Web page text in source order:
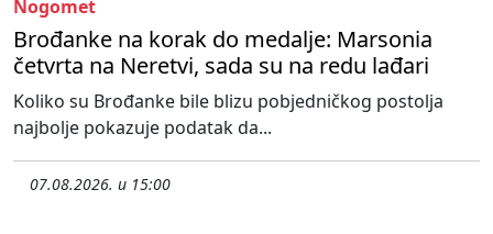
Nogomet
Brođanke na korak do medalje: Marsonia
četvrta na Neretvi, sada su na redu lađari
Koliko su Brođanke bile blizu pobjedničkog postolja
najbolje pokazuje podatak da...
07.08.2026. u 15:00